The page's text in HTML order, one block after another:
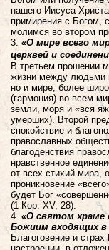
нашего Иисуса
примирения с Богом,
молимся во втором
3. «О мире всего
церквей и
В третьем прошении
жизни между людьми
но и мире, более
(гармония) во всем
земли, моря и «вся
умерших). Второй
спокойствие и
православных
благоденствия
нравственное
от всех стихий мира,
проникновение
будет Бог
(1 Кор. XV, 28).
4. «О святом храме
Божиим входящих в
Благоговение и